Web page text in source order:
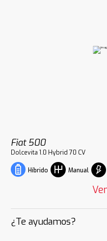
Fiat 500
Dolcevita 1.0 Hybrid 70 CV
Híbrido Manual
¿Te ayudamos?